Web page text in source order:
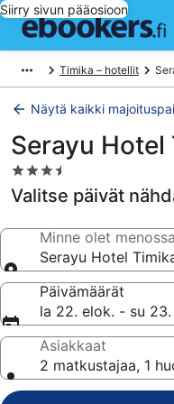
Siirry sivun pääosioon
Timika – hotellit
Näytä kaikki
Serayu Hotel
3.5
tähden
majoituspaikka
Valitse päivät
Minne olet
Serayu Hotel
Päivämäärät
la 22. elok. - su
Asiakkaat
2 matkustajaa, 1